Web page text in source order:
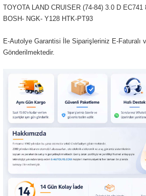
TOYOTA LAND CRUISER (74-84) 3.0 D EC741
BOSH- NGK- Y128 HTK-PT93
E-Autolye Garantisi İle Siparişleriniz E-Faturalı
Gönderilmektedir.